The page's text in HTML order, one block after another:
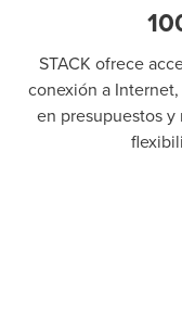
STACK ofrece
conexión a
en presupuestos y